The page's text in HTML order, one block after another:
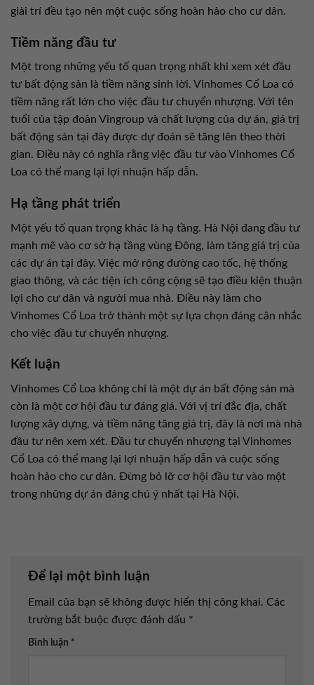
giải trí đều tạo nên một cuộc sống hoàn hảo cho cư dân.
Tiềm năng đầu tư
Một trong những yếu tố quan trọng nhất khi xem xét đầu
tư bất động sản là tiềm năng sinh lời. Vinhomes Cổ Loa có
tiềm năng rất lớn cho việc đầu tư chuyển nhượng. Với tên
tuổi của tập đoàn Vingroup và chất lượng của dự án, giá trị
bất động sản tại đây được dự đoán sẽ tăng lên theo thời
gian. Điều này có nghĩa rằng việc đầu tư vào Vinhomes Cổ
Loa có thể mang lại lợi nhuận hấp dẫn.
Hạ tầng phát triển
Một yếu tố quan trọng khác là hạ tầng. Hà Nội đang đầu tư
mạnh mẽ vào cơ sở hạ tầng vùng Đông, làm tăng giá trị của
các dự án tại đây. Việc mở rộng đường cao tốc, hệ thống
giao thông, và các tiện ích công cộng sẽ tạo điều kiện thuận
lợi cho cư dân và người mua nhà. Điều này làm cho
Vinhomes Cổ Loa trở thành một sự lựa chọn đáng cân nhắc
cho việc đầu tư chuyển nhượng.
Kết luận
Vinhomes Cổ Loa không chỉ là một dự án bất động sản mà
còn là một cơ hội đầu tư đáng giá. Với vị trí đắc địa, chất
lượng xây dựng, và tiềm năng tăng giá trị, đây là nơi mà nhà
đầu tư nên xem xét. Đầu tư chuyển nhượng tại Vinhomes
Cổ Loa có thể mang lại lợi nhuận hấp dẫn và cuộc sống
hoàn hảo cho cư dân. Đừng bỏ lỡ cơ hội đầu tư vào một
trong những dự án đáng chú ý nhất tại Hà Nội.
Để lại một bình luận
Email của bạn sẽ không được hiển thị công khai. Các
trường bắt buộc được đánh dấu *
Bình luận *